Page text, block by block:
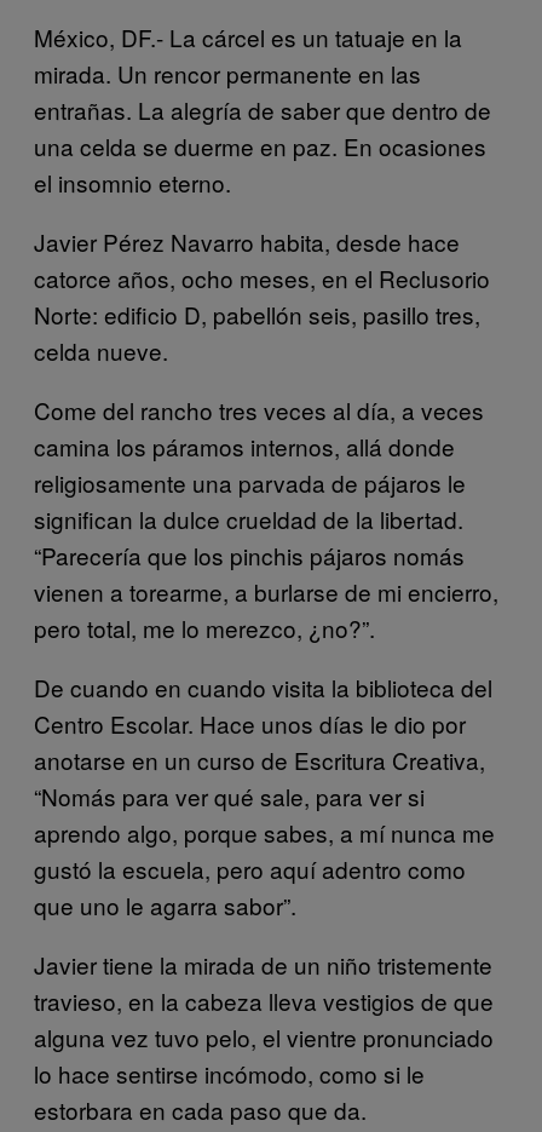
México, DF.- La cárcel es un tatuaje en la
mirada. Un rencor permanente en las
entrañas. La alegría de saber que dentro de
una celda se duerme en paz. En ocasiones
el insomnio eterno.
Javier Pérez Navarro habita, desde hace
catorce años, ocho meses, en el Reclusorio
Norte: edificio D, pabellón seis, pasillo tres,
celda nueve.
Come del rancho tres veces al día, a veces
camina los páramos internos, allá donde
religiosamente una parvada de pájaros le
significan la dulce crueldad de la libertad.
“Parecería que los pinchis pájaros nomás
vienen a torearme, a burlarse de mi encierro,
pero total, me lo merezco, ¿no?”.
De cuando en cuando visita la biblioteca del
Centro Escolar. Hace unos días le dio por
anotarse en un curso de Escritura Creativa,
“Nomás para ver qué sale, para ver si
aprendo algo, porque sabes, a mí nunca me
gustó la escuela, pero aquí adentro como
que uno le agarra sabor”.
Javier tiene la mirada de un niño tristemente
travieso, en la cabeza lleva vestigios de que
alguna vez tuvo pelo, el vientre pronunciado
lo hace sentirse incómodo, como si le
estorbara en cada paso que da.